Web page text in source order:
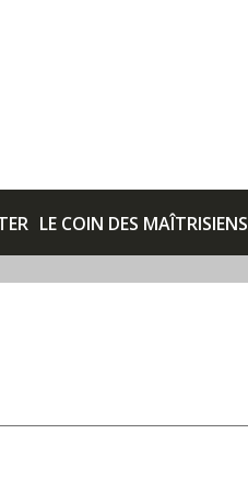
LE COIN DES MAÎTRISIENS